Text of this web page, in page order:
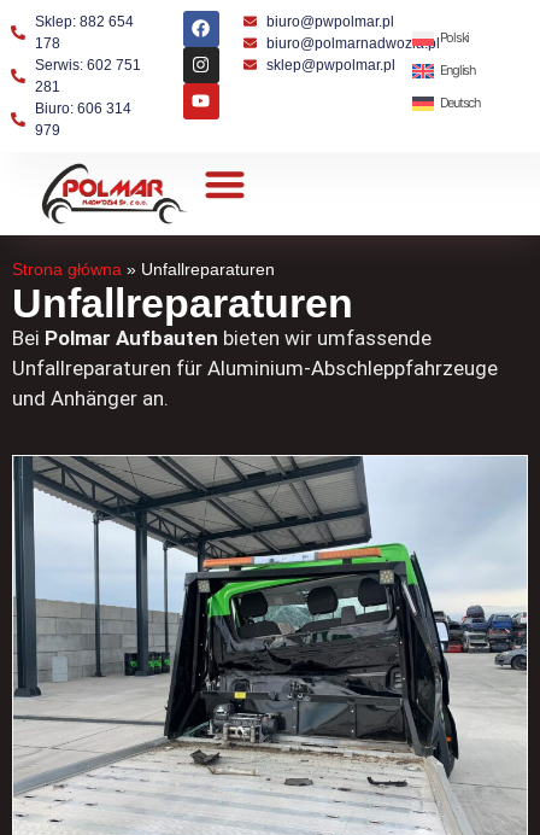
Sklep: 882 654
178
Serwis: 602 751
281
Biuro: 606 314
979
biuro@pwpolmar.pl
biuro@polmarnadwozia.pl
sklep@pwpolmar.pl
Polski
English
Deutsch
Strona główna » Unfallreparaturen
Unfallreparaturen
Bei Polmar Aufbauten bieten wir umfassende
Unfallreparaturen für Aluminium-Abschleppfahrzeuge
und Anhänger an.